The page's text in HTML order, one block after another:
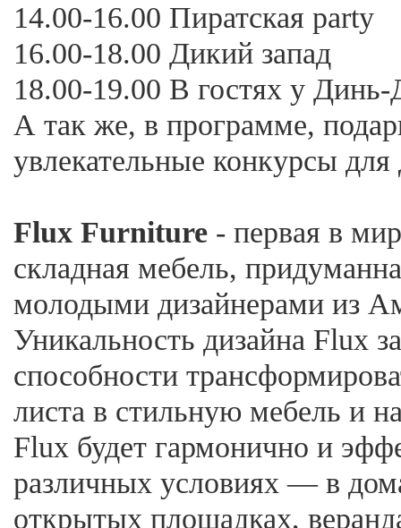
14.00-16.00 Пиратская party
16.00-18.00 Дикий запад
18.00-19.00 В гостях у
А так же, в программе,
увлекательные конкурсы
Flux Furniture - первая в
складная мебель,
молодыми дизайнерами из
Уникальность дизайна Flux
способности
листа в стильную мебель и
Flux будет гармонично и
различных условиях — в
открытых площадках,